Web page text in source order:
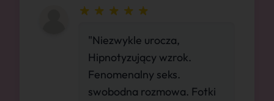
"Niezwykle urocza,
Hipnotyzujący wzrok.
Fenomenalny seks.
swobodna rozmowa. Fotki